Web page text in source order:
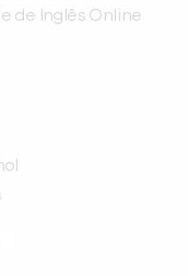
de Inglês Online